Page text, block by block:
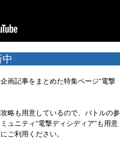
記事をまとめた特集ページ“電撃
略も用意しているので、バトルの参
ニティ“電撃ディシディア”も用意
ご利用ください。